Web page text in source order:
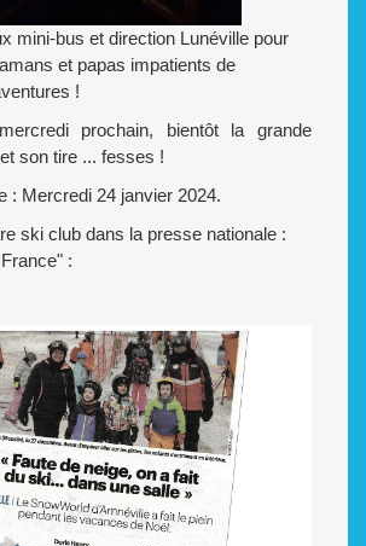
mini-bus et direction Lunéville pour
et papas impatients de
!
prochain, bientôt la grande
son tire ... fesses !
: Mercredi 24 janvier 2024.
ski club dans la presse nationale :
: